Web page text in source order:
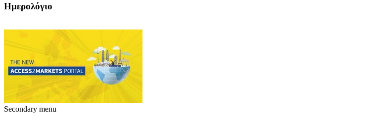
Ημερολόγιο
Secondary menu